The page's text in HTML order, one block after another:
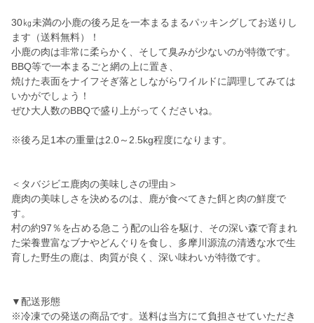
30㎏未満の小鹿の後ろ足を一本まるまるパッキングしてお送りし
ます（送料無料）！
小鹿の肉は非常に柔らかく、そして臭みが少ないのが特徴です。
BBQ等で一本まるごと網の上に置き、
焼けた表面をナイフそぎ落としながらワイルドに調理してみては
いかがでしょう！
ぜひ大人数のBBQで盛り上がってくださいね。
※後ろ足1本の重量は2.0～2.5kg程度になります。
＜タバジビエ鹿肉の美味しさの理由＞
鹿肉の美味しさを決めるのは、鹿が食べてきた餌と肉の鮮度で
す。
村の約97％を占める急こう配の山谷を駆け、その深い森で育まれ
た栄養豊富なブナやどんぐりを食し、多摩川源流の清透な水で生
育した野生の鹿は、肉質が良く、深い味わいが特徴です。
▼配送形態
※冷凍での発送の商品です。送料は当方にて負担させていただき